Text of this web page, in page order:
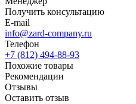
Получить консультацию
E-mail
info@zard-company.ru
Телефон
+7 (812) 494-88-93
Похожие товары
Рекомендации
Отзывы
Оставить отзыв